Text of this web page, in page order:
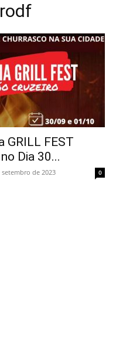
GRILL FEST
Dia 30...
setembro de 2023 0